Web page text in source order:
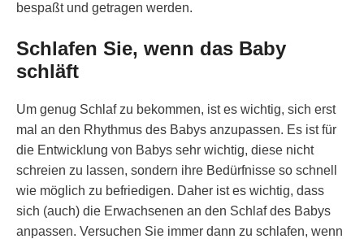
bespaßt und getragen werden.
Schlafen Sie, wenn das Baby
schläft
Um genug Schlaf zu bekommen, ist es wichtig, sich erst
mal an den Rhythmus des Babys anzupassen. Es ist für
die Entwicklung von Babys sehr wichtig, diese nicht
schreien zu lassen, sondern ihre Bedürfnisse so schnell
wie möglich zu befriedigen. Daher ist es wichtig, dass
sich (auch) die Erwachsenen an den Schlaf des Babys
anpassen. Versuchen Sie immer dann zu schlafen, wenn